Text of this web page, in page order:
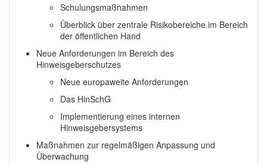
Schulungsmaßnahmen
Überblick über zentrale Risikobereiche im Bereich
der öffentlichen Hand
Neue Anforderungen im Bereich des
Hinweisgeberschutzes
Neue europaweite Anforderungen
Das HinSchG
Implementierung eines internen
Hinweisgebersystems
Maßnahmen zur regelmäßigen Anpassung und
Überwachung